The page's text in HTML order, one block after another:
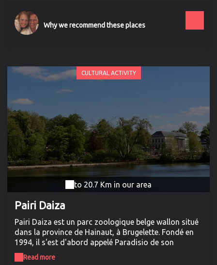
Why we recommend these places
CULTURAL ACTIVITY
to 20.7 Km in our area
Pairi Daiza
Pairi Daiza est un parc zoologique belge wallon situé
dans la province de Hainaut, à Brugelette. Fondé en
1994, il s'est d'abord appelé Paradisio de son
ouverture jusqu'en 2010.
Read more